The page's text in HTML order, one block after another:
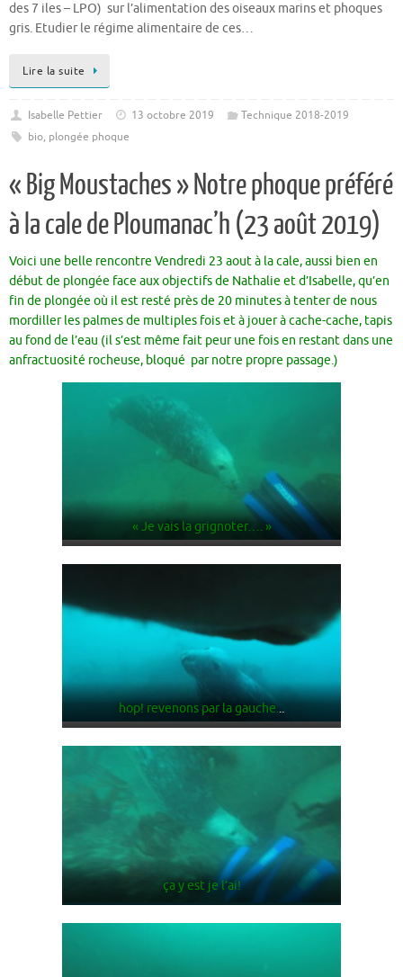
des 7 iles – LPO) sur l’alimentation des oiseaux marins et phoques
gris. Etudier le régime alimentaire de ces…
Lire la suite
Isabelle Pettier 13 octobre 2019
Technique 2018-2019
bio, plongée phoque
« Big Moustaches » Notre phoque préféré
à la cale de Ploumanac’h (23 août 2019)
Voici une belle rencontre Vendredi 23 aout à la cale, aussi bien en
début de plongée face aux objectifs de Nathalie et d’Isabelle, qu’en
fin de plongée où il est resté près de 20 minutes à tenter de nous
mordiller les palmes de multiples fois et à jouer à cache-cache, tapis
au fond de l’eau (il s’est même fait peur une fois en restant dans une
anfractuosité rocheuse, bloqué par notre propre passage.)
« Je vais la grignoter…. »
hop! revenons par la gauche...
ça y est je l’ai!